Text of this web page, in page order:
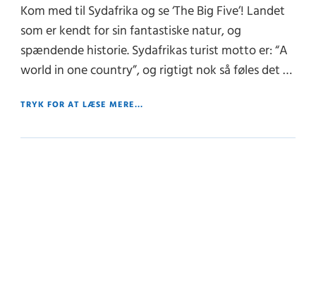
Kom med til Sydafrika og se ‘The Big Five’! Landet
som er kendt for sin fantastiske natur, og
spændende historie. Sydafrikas turist motto er: “A
world in one country”, og rigtigt nok så føles det …
TRYK FOR AT LÆSE MERE...